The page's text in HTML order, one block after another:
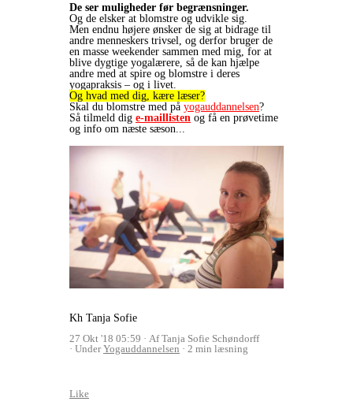
De ser muligheder før begrænsninger.
Og de elsker at blomstre og udvikle sig.
Men endnu højere ønsker de sig at bidrage til
andre menneskers trivsel, og derfor bruger de
en masse weekender sammen med mig, for at
blive dygtige yogalærere, så de kan hjælpe
andre med at spire og blomstre i deres
yogapraksis – og i livet.
Og hvad med dig, kære læser?
Skal du blomstre med på yogauddannelsen?
Så tilmeld dig e-maillisten og få en prøvetime
og info om næste sæson...
Kh Tanja Sofie
27 Okt '18 05:59
Af Tanja Sofie Schøndorff
UnderYogauddannelsen 2 min læsning
Like